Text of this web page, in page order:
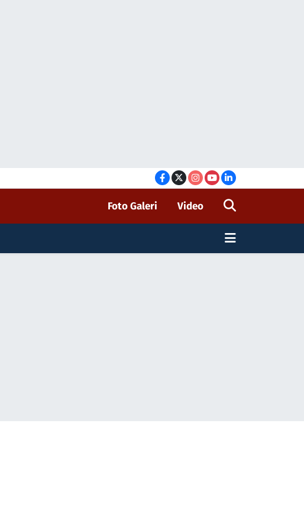
Foto Galeri Video